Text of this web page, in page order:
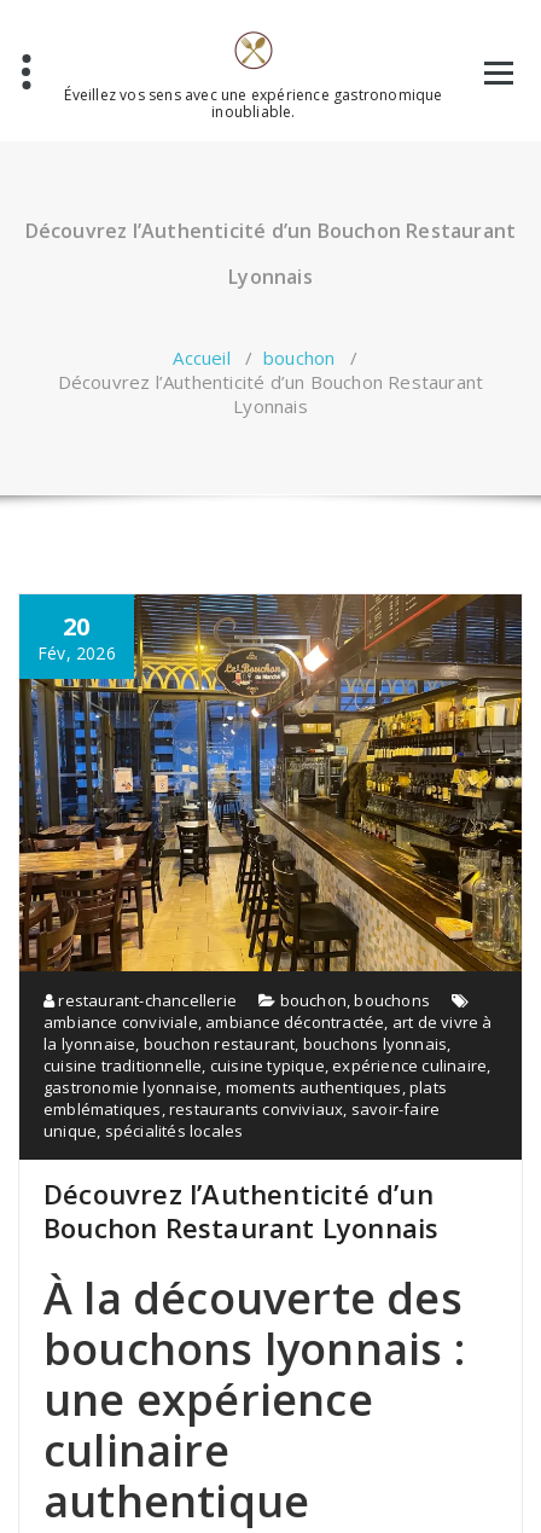
contenu
Éveillez vos sens avec une expérience gastronomique
inoubliable.
Découvrez l’Authenticité d’un Bouchon Restaurant
Lyonnais
Accueil / bouchon /
Découvrez l’Authenticité d’un Bouchon Restaurant
Lyonnais
20
Fév, 2026
restaurant-chancellerie bouchon,bouchons
ambiance conviviale, ambiance décontractée, art de vivre à
la lyonnaise, bouchon restaurant, bouchons lyonnais,
cuisine traditionnelle, cuisine typique,expérience culinaire,
gastronomie lyonnaise, moments authentiques,plats
emblématiques,restaurants conviviaux, savoir-faire
unique, spécialités locales
Découvrez l’Authenticité d’un
Bouchon Restaurant Lyonnais
À la découverte des
bouchons lyonnais :
une expérience
culinaire
authentique